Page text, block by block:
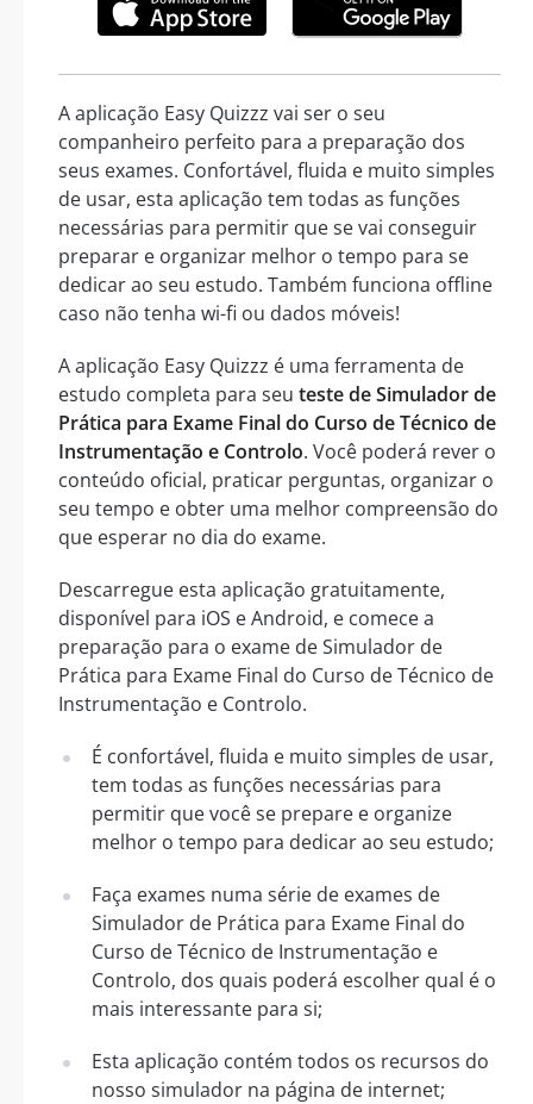
A aplicação Easy Quizzz vai ser o seu
companheiro perfeito para a preparação dos
seus exames. Confortável, fluida e muito simples
de usar, esta aplicação tem todas as funções
necessárias para permitir que se vai conseguir
preparar e organizar melhor o tempo para se
dedicar ao seu estudo. Também funciona offline
caso não tenha wi-fi ou dados móveis!
A aplicação Easy Quizzz é uma ferramenta de
estudo completa para seu teste de Simulador de
Prática para Exame Final do Curso de Técnico de
Instrumentação e Controlo. Você poderá rever o
conteúdo oficial, praticar perguntas, organizar o
seu tempo e obter uma melhor compreensão do
que esperar no dia do exame.
Descarregue esta aplicação gratuitamente,
disponível para iOS e Android, e comece a
preparação para o exame de Simulador de
Prática para Exame Final do Curso de Técnico de
Instrumentação e Controlo.
É confortável, fluida e muito simples de usar,
tem todas as funções necessárias para
permitir que você se prepare e organize
melhor o tempo para dedicar ao seu estudo;
Faça exames numa série de exames de
Simulador de Prática para Exame Final do
Curso de Técnico de Instrumentação e
Controlo, dos quais poderá escolher qual é o
mais interessante para si;
Esta aplicação contém todos os recursos do
nosso simulador na página de internet;